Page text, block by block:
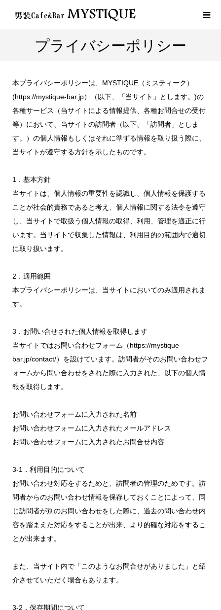
プライバシーポリシー
本プライバシーポリシーは、MYSTIQUE（ミスティーク）
(https://mystique-bar.jp）（以下、「当サイト」とします。)の
各種サービス（当サイトによる情報提供、各種お問合せの受付
等）において、当サイトの訪問者（以下、「訪問者」としま
す。）の個人情報もしくはそれに準ずる情報を取り扱う際に、
当サイトが遵守する方針を示したものです。
1．基本方針
当サイトは、個人情報の重要性を認識し、個人情報を保護する
ことが社会的責務であると考え、個人情報に関する法令を遵守
し、当サイトで取扱う個人情報の取得、利用、管理を適正に行
います。当サイトで収集した情報は、利用目的の範囲内で適切
に取り扱います。
2．適用範囲
本プライバシーポリシーは、当サイトにおいてのみ適用されま
す。
3．お問い合せされた個人情報を取得します
当サイトではお問い合わせフォーム（https://mystique-
bar.jp/contact/）を設けています。訪問者がそのお問い合わせフ
ォームから問い合わせをされた際に入力された、以下の個人情
報を取得します。
お問い合わせフォームに入力された名前
お問い合わせフォームに入力されたメールアドレス
お問い合わせフォームに入力されたお問合せ内容
3-1．利用目的について
お問い合わせ対応をするためと、訪問者の管理のためです。訪
問者からのお問い合わせ情報を保存しておくことによって、同
じ訪問者が別のお問い合わせをした際に、過去の問い合わせ内
容を踏まえた対応をすることが出来、より的確な対応をするこ
とが出来ます。
また、当サイト内で「このようなお問合せがありました」と紹
介させていただく場合もあります。
3-2．保存期間について